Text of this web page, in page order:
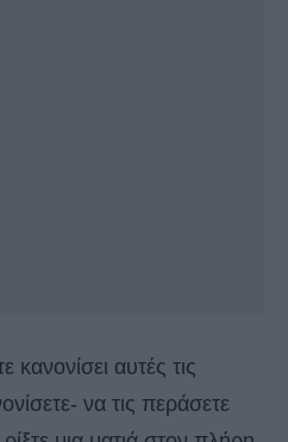
κανονίσει αυτές τις
να τις περάσετε